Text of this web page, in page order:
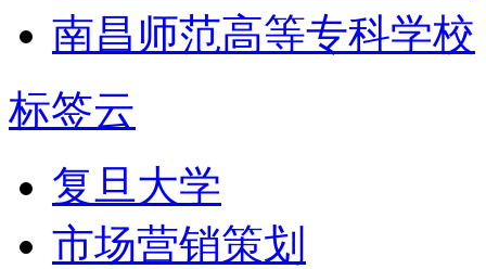
南昌师范高等专科学校
标签云
复旦大学
市场营销策划